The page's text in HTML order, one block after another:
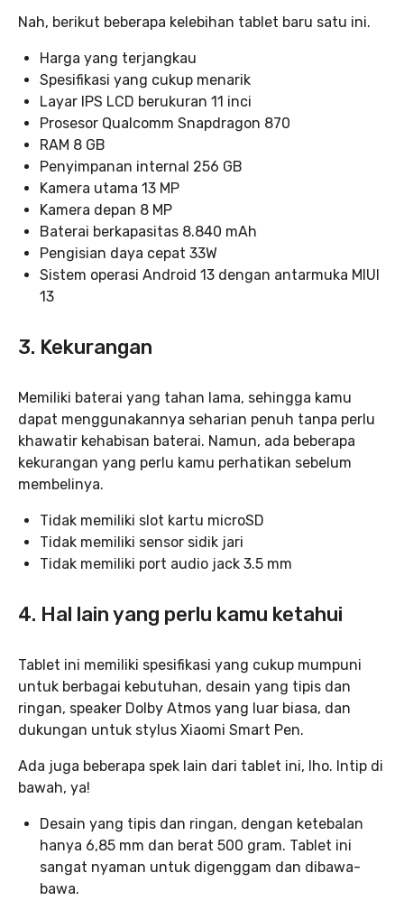
Nah, berikut beberapa kelebihan tablet baru satu ini.
Harga yang terjangkau
Spesifikasi yang cukup menarik
Layar IPS LCD berukuran 11 inci
Prosesor Qualcomm Snapdragon 870
RAM 8 GB
Penyimpanan internal 256 GB
Kamera utama 13 MP
Kamera depan 8 MP
Baterai berkapasitas 8.840 mAh
Pengisian daya cepat 33W
Sistem operasi Android 13 dengan antarmuka MIUI
13
3. Kekurangan
Memiliki baterai yang tahan lama, sehingga kamu
dapat menggunakannya seharian penuh tanpa perlu
khawatir kehabisan baterai. Namun, ada beberapa
kekurangan yang perlu kamu perhatikan sebelum
membelinya.
Tidak memiliki slot kartu microSD
Tidak memiliki sensor sidik jari
Tidak memiliki port audio jack 3.5 mm
4. Hal lain yang perlu kamu ketahui
Tablet ini memiliki spesifikasi yang cukup mumpuni
untuk berbagai kebutuhan, desain yang tipis dan
ringan, speaker Dolby Atmos yang luar biasa, dan
dukungan untuk stylus Xiaomi Smart Pen.
Ada juga beberapa spek lain dari tablet ini, lho. Intip di
bawah, ya!
Desain yang tipis dan ringan, dengan ketebalan
hanya 6,85 mm dan berat 500 gram. Tablet ini
sangat nyaman untuk digenggam dan dibawa-
bawa.